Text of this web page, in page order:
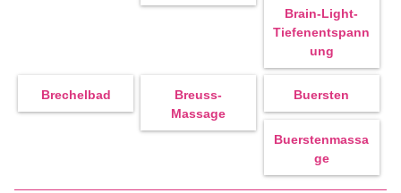
Brain-Light-
Tiefenentspann
Ung
Brechelbad
Breuss-
Massage
Buersten
Buerstenmassa
Ge